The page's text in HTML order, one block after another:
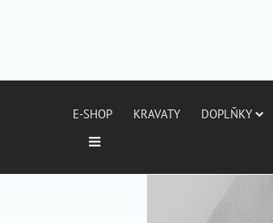
E-SHOP KRAVATY DOPLŇKY